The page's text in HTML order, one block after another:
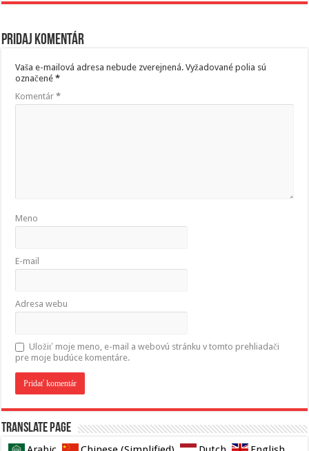
Pridaj komentár
Vaša e-mailová adresa nebude zverejnená. Vyžadované polia sú
označené*
Komentár*
Meno
E-mail
Adresa webu
Uložiť moje meno, e-mail a webovú stránku v tomto prehliadači
pre moje budúce komentáre.
Translate page